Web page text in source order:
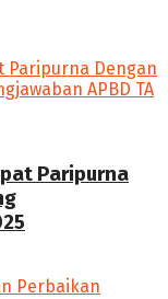
Paripurna